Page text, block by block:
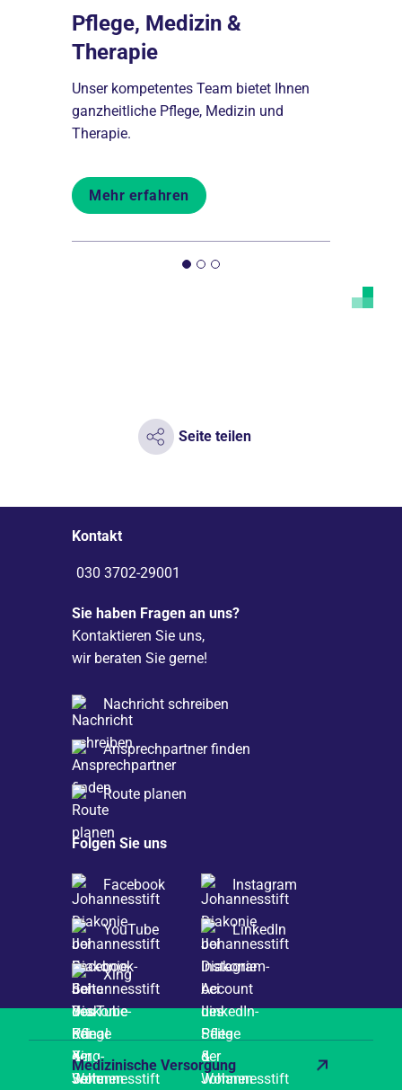
Pflege, Medizin &
Therapie
Unser kompetentes Team bietet Ihnen
ganzheitliche Pflege, Medizin und
Therapie.
Mehr erfahren
Seite teilen
Kontakt
030 3702-29001
Sie haben Fragen an uns?
Kontaktieren Sie uns,
wir beraten Sie gerne!
Nachricht schreiben
Ansprechpartner finden
Route planen
Folgen Sie uns
Facebook Instagram
YouTube LinkedIn
Xing
Medizinische Versorgung